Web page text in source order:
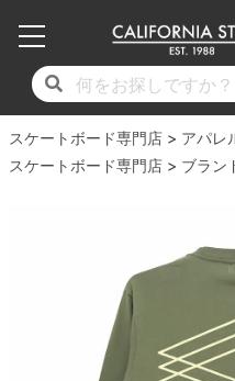
スケートボード専門店 アパレ
スケートボード専門店
ブラン
17時までのご注文
11,000円以上
毎月1日はポイント5倍！10
17時までのご注文
11,000円以上
毎月1日はポイント5倍！10
デッキブランド一覧（全て
サイズからデッキを選ぶ
子供用デッキ
7.0inch以下
トラック
17時までのご注文
11,000円以上
毎月1日はポイント5倍！10
トラックブランド一覧（
適合デッキサイズから選ぶ
7.0inch以下
7.2inch
ウィール
17時までのご注文
11,000円以上
毎月1日はポイント5倍！10
ウィールブランド一覧（
ウィールをサイズから選ぶ
50mm
51mm
スピットファイヤー F4（
17時までのご注文
11,000円以上
毎月1日はポイント5倍！10
シューズブランド一覧
シューズをサイズから選ぶ
20cm
21cm
17時までのご注文
11,000円以上
毎月1日はポイント5倍！10
ロングスリーブTシャツ
ジャケット
パーカー
17時までのご注文
11,000円以上
毎月1日はポイント5倍！10
17時までのご注文
11,000円以上
毎月1日はポイント5倍！10
スタッフおすすめアイテム
17時までのご注文
11,000円以上
毎月1日はポイント5倍！10
ショップライダー紹介
スタッフ紹介
カリフォルニアストリー